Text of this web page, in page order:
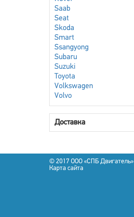
Saab
Seat
Skoda
Smart
Ssangyong
Subaru
Suzuki
Toyota
Volkswagen
Volvo
Доставка
© 2017 OOO «СПБ Двигатель»
Карта сайта